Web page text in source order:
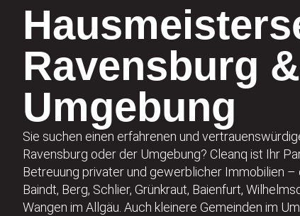
Ravensburg &
Umgebung
Sie suchen einen erfahrenen und
Ravensburg oder der Umgebung? Cleanq ist Ihr
Betreuung privater und gewerblicher Immobilien –
Baindt, Berg, Schlier, Grünkraut, Baienfurt,
Wangen im Allgäu. Auch kleinere Gemeinden im